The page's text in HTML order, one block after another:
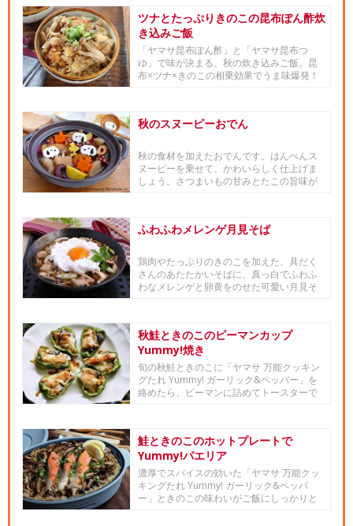
ツナとたっぷりきのこの昆布ぽん酢炊
き込みご飯
「ヤマサ昆布ぽん酢」と「ヤマサ昆布つ
ゆ」で味が決まる、秋の炊き込みご飯。昆
布×ツナ×きのこの相乗効果でうま味爆発！
秋のスヌーピーおでん
秋の食材を加えたおでんです。はんぺんス
ヌーピーを乗せて、かわいらしく仕上げま
しょう。さつまいもの甘みとたこの旨味が
ふわふわメレンゲ月見そば
鶏肉やたっぷりのきのこを加えた、具だく
さんのあたたかいそばに、真っ白でふわふ
わなメレンゲと卵黄をのせた可愛い月見そ
秋鮭ときのこのピーマンカップ
Yummy!焼き
旬の秋鮭ときのこに「ヤマサ 万能クッキン
グたれ Yummy! ガーリック&ペッパー」を
絡めたら、ピーマンに詰めてトースターで
鮭ときのこのホットプレートで
Yummy!パエリア
濃厚でスパイスの効いた「ヤマサ 万能クッ
キングたれ Yummy! ガーリック&ペッパ
ー」ときのこの味わいがご飯にしっかりと